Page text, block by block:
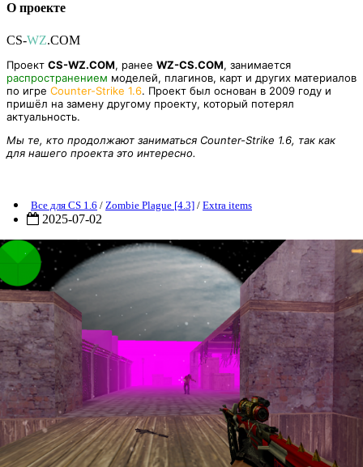
О проекте
CS-WZ.COM
Проект CS-WZ.COM, ранее WZ-CS.COM, занимается
распространением моделей, плагинов, карт и других материалов
по игре Counter-Strike 1.6. Проект был основан в 2009 году и
пришёл на замену другому проекту, который потерял
актуальность.
Мы те, кто продолжают заниматься Counter-Strike 1.6, так как
для нашего проекта это интересно.
Все для CS 1.6 / Zombie Plague [4.3] / Extra items
2025-07-02